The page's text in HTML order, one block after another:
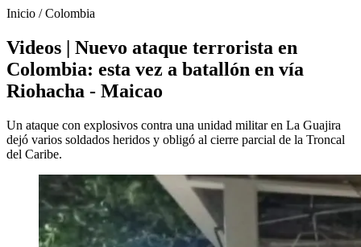
Inicio /Colombia
Videos | Nuevo ataque terrorista en
Colombia: esta vez a batallón en vía
Riohacha - Maicao
Un ataque con explosivos contra una unidad militar en La Guajira
dejó varios soldados heridos y obligó al cierre parcial de la Troncal
del Caribe.